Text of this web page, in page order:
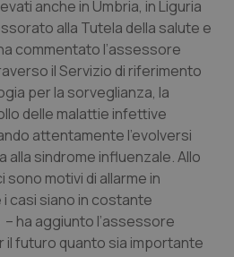
anche in Umbria, in Liguria
alla Tutela della salute e
commentato l’assessore
il Servizio di riferimento
per la sorveglianza, la
delle malattie infettive
attentamente l’evolversi
alla sindrome influenzale. Allo
motivi di allarme in
casi siano in costante
ha aggiunto l’assessore
il futuro quanto sia importante